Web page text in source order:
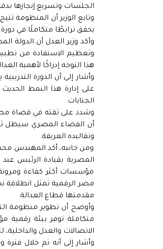
الجلسات وتسريع إنجازها
وتابع الوزير أن المنظومة
يحقق ترابطًا متكاملًا في
وأكد وزير العدل أن الدولة
وتعظيم الاستفادة من
هذا التوجه إدراكًا لأهمية
على إدارة هذا النمط
الجنايات.
وشدد على ثقته في قضاة
أن القضاء المصري سيظل
وتقاليده العريقة.
ومن جانبه، أكد المهندس
المصرية بقيادة الرئيس
مؤسسات أكثر كفاءة
مصر الرقمية تمثل انطلاقة
مقدمتها قطاع العدالة.
وأوضح أن تطوير منظومة
متكاملة توفر بيئة رقمية
الاتصالات والعدل
وأشار إلى أنه تم خلال فترة